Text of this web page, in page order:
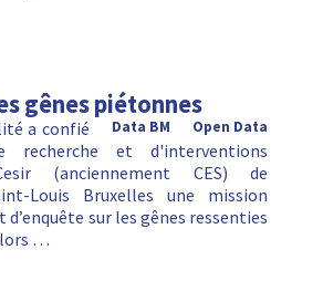
gênes piétonnes
Open Data
Data BM
a confié
recherche et d'interventions
Cesir (anciennement CES) de
Louis Bruxelles une mission
d’enquête sur les gênes ressenties
lors …